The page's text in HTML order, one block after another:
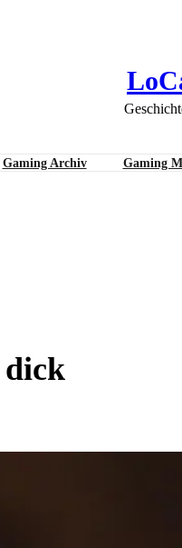
Gaming Archiv Gaming
dick